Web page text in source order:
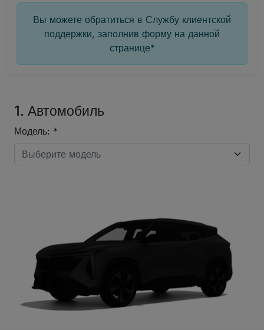
Вы можете обратиться в Службу клиентской
поддержки, заполнив форму на данной
странице*
1. Автомобиль
Модель: *
Выберите модель